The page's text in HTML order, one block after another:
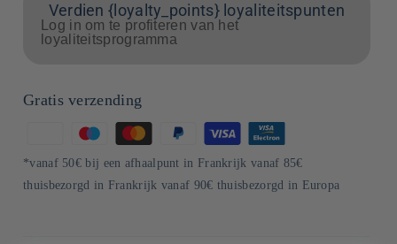
Verdien {loyalty_points} loyaliteitspunten
Log in om te profiteren van het
loyaliteitsprogramma
Gratis verzending
Betaalmethoden
*vanaf 50€ bij een afhaalpunt in Frankrijk vanaf 85€
thuisbezorgd in Frankrijk vanaf 90€ thuisbezorgd in Europa